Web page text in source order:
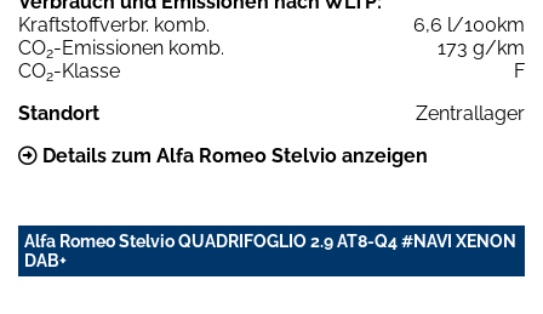
Kraftstoffverbr. komb.
6,6 l/100km
CO2-Emissionen komb.
173 g/km
CO2-Klasse
F
Standort
Zentrallager
Details zum Alfa Romeo Stelvio anzeigen
Alfa Romeo Stelvio QUADRIFOGLIO 2.9 AT8-Q4 #NAVI XENON
DAB+